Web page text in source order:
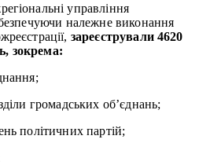
управління
належне виконання
зареєстрували 4620
зокрема:
громадських об’єднань;
політичних партій;